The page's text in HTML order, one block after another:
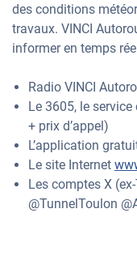
des conditions
travaux. VINCI
informer en temps
Radio VINCI
Le 3605, le
+ prix d’appel)
L’application
Le site Internet
Les comptes X
@TunnelToulon